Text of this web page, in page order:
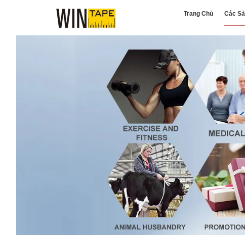
Trang Chủ Các